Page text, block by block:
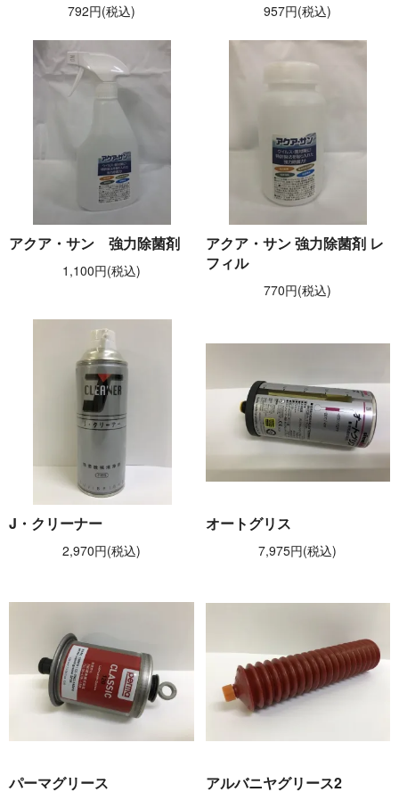
792円(税込) 957円(税込)
アクア・サン 強力除菌剤
1,100円(税込)
アクア・サン 強力除菌剤 レ
フィル
770円(税込)
J・クリーナー
2,970円(税込)
オートグリス
7,975円(税込)
パーマグリース アルバニヤグリース2